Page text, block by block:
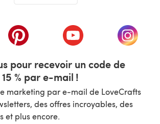
un nouvel onglet)
(s'ouvre dans un nouvel onglet)
(s'ouvre dans un(s'ouvre
pour recevoir un code de
% par e-mail !
marketing par e-mail de LoveCrafts
des offres incroyables, des
et plus encore.